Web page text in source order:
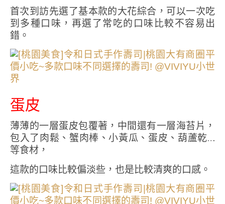
首次到訪先選了基本款的大花綜合，可以一次吃
到多種口味，再選了常吃的口味比較不容易出
錯。
蛋皮
薄薄的一層蛋皮包覆著，中間還有一層海苔片，
包入了肉鬆、蟹肉棒、小黃瓜、蛋皮、葫蘆乾…
等食材，
這款的口味比較偏淡些，也是比較清爽的口感。